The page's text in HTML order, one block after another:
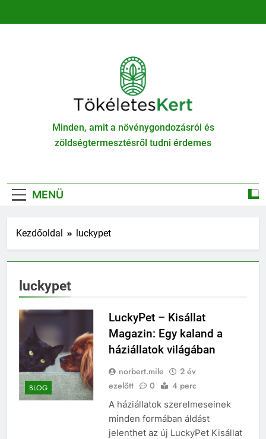
TökéletesKert
Minden, amit a növénygondozásról és
zöldségtermesztésről tudni érdemes
MENÜ
Kezdőoldal luckypet
luckypet
BLOG
LuckyPet – Kisállat
Magazin: Egy kaland a
háziállatok világában
norbert.mile
2 év
ezelőtt
0 4 perc
A háziállatok szerelmeseinek
minden formában áldást
jelenthet az új LuckyPet Kisállat